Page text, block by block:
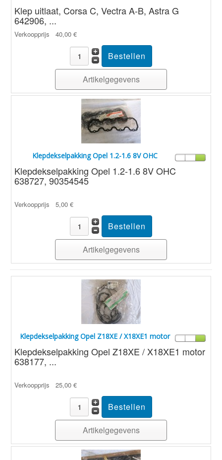
Klep uitlaat, Corsa C, Vectra A-B, Astra G
642906, ...
Verkoopprijs 40,00 €
Artikelgegevens
Klepdekselpakking Opel 1.2-1.6 8V OHC
Klepdekselpakking Opel 1.2-1.6 8V OHC
638727, 90354545
Verkoopprijs 5,00 €
Artikelgegevens
Klepdekselpakking Opel Z18XE / X18XE1 motor
Klepdekselpakking Opel Z18XE / X18XE1 motor
638177, ...
Verkoopprijs 25,00 €
Artikelgegevens